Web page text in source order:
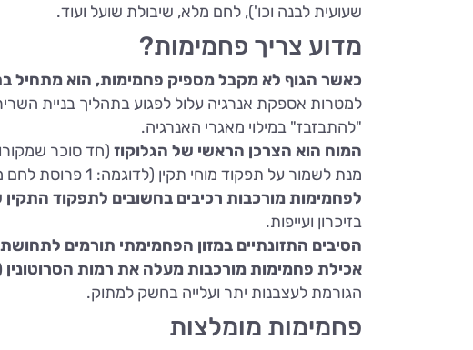
שעועית לבנה וכו'), לחם מלא, שיבולת שועל ועוד.
מדוע צריך פחמימות?
כאשר הגוף לא מקבל מספיק פחמימות, הוא מתחיל
למטרות אספקת אנרגיה עלול לפגוע בתהליך בניית
"להתבזבז" במילוי מאגרי האנרגיה.
המוח הוא הצרכן הראשי של הגלוקוז
מנת לשמור על תפקוד מוחי תקין (לדוגמה: 1 פרוסת לחם מלא + 1 פרי + 3 כפות אורז).
לפחמימות מורכבות רכיבים בחשובים לתפקוד התקין
בזיכרון ועייפות.
הסיבים התזונתיים במזון הפחמימתי תורמים
אכילת פחמימות מורכבות מעלה את רמות
הגורמת לעצבנות יתר ועלייה בחשק למתוק.
פחמימות מומלצות